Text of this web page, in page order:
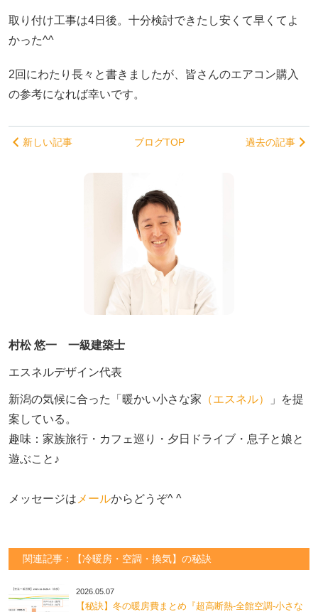
取り付け工事は4日後。十分検討できたし安くて早くてよ
かった^^
2回にわたり長々と書きましたが、皆さんのエアコン購入
の参考になれば幸いです。
新しい記事 ブログTOP 過去の記事
村松 悠一 一級建築士
エスネルデザイン代表
新潟の気候に合った「暖かい小さな家 （エスネル）
」を提
案している。
趣味：家族旅行・カフェ巡り・夕日ドライブ・息子と娘と
遊ぶこと♪
メッセージは メールからどうぞ^ ^
関連記事：【冷暖房・空調・換気】の秘訣
2026.05.07
【秘訣】冬の暖房費まとめ『超高断熱-全館空調-小さな